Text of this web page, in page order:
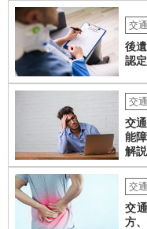
合によっては交渉を任せた
交
後
認
交
交
能
解説
交
交
方